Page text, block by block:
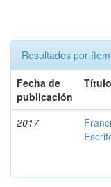
Resultados por
Fecha de
publicación
Título
2017